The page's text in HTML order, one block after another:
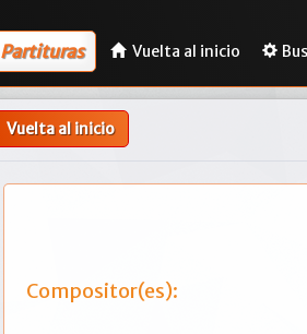
Partituras Vuelta al inicio
Vuelta al inicio
Compositor(es):